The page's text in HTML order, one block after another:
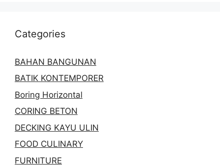
Categories
BAHAN BANGUNAN
BATIK KONTEMPORER
Boring Horizontal
CORING BETON
DECKING KAYU ULIN
FOOD CULINARY
FURNITURE